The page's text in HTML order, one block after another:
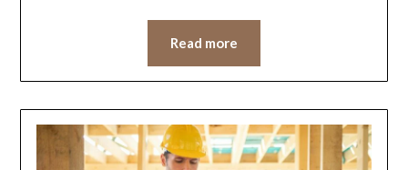
Read more